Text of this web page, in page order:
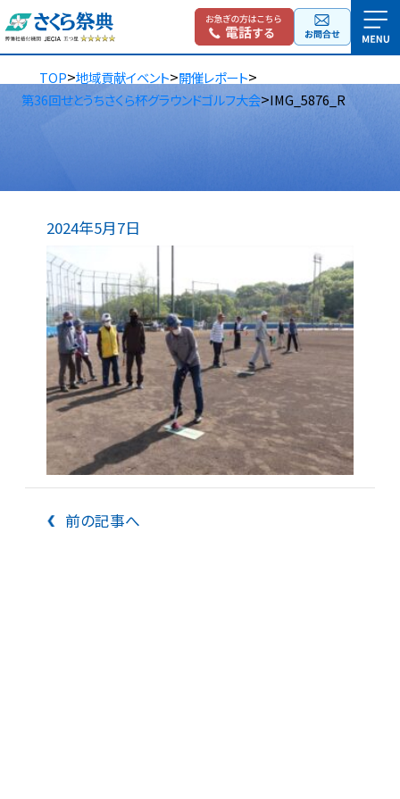
TOP>地域貢献イベント>開催レポート>
第36回せとうちさくら杯グラウンドゴルフ大会>IMG_5876_R
2024年5月7日
前の記事へ